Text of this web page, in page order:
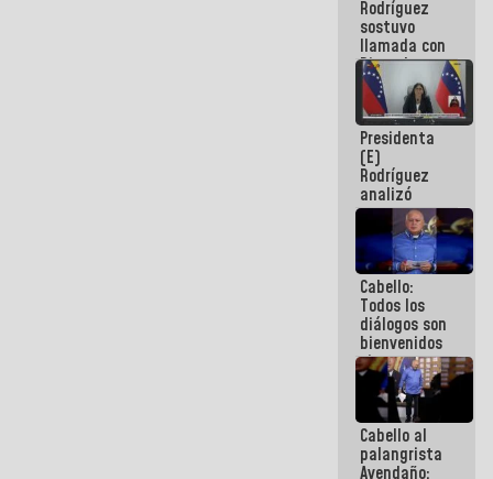
Rodríguez
sostuvo
llamada con
Dinorah
Figuera y
acuerdan
primer
encuentro
presencial
para el
diálogo
Presidenta
(E)
Rodríguez
analizó
junto a
gobernadores
planes de
recuperación
del Sistema
Eléctrico
Nacional
Cabello:
Todos los
diálogos son
bienvenidos
siempre que
estén en el
marco de la
Constitución
de la
República
Cabello al
palangrista
Avendaño: